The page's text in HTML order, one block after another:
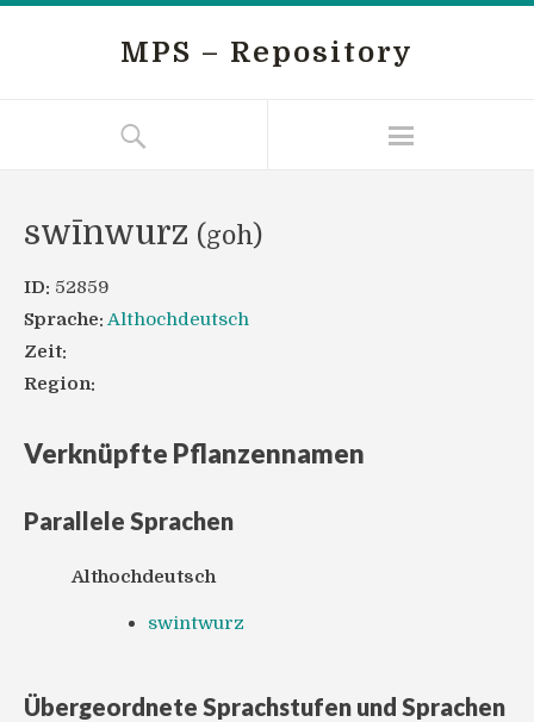
MPS – Repository
swīnwurz (goh)
ID: 52859
Sprache: Althochdeutsch
Zeit:
Region:
Verknüpfte Pflanzennamen
Parallele Sprachen
Althochdeutsch
swintwurz
Übergeordnete Sprachstufen und Sprachen